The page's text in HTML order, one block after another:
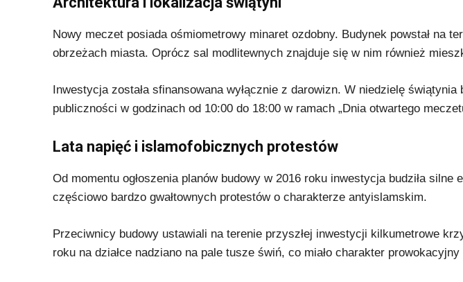
Nowy meczet posiada ośmiometrowy minaret ozdobny. Budynek powstał na
obrzeżach miasta. Oprócz sal modlitewnych znajduje się w nim również
Inwestycja została sfinansowana wyłącznie z darowizn. W niedzielę świątynia
publiczności w godzinach od 10:00 do 18:00 w ramach „Dnia otwartego
Lata napięć i islamofobicznych protestów
Od momentu ogłoszenia planów budowy w 2016 roku inwestycja budziła silne
częściowo bardzo gwałtownych protestów o charakterze antyislamskim.
Przeciwnicy budowy ustawiali na terenie przyszłej inwestycji kilkumetrowe
roku na działce nadziano na pale tusze świń, co miało charakter